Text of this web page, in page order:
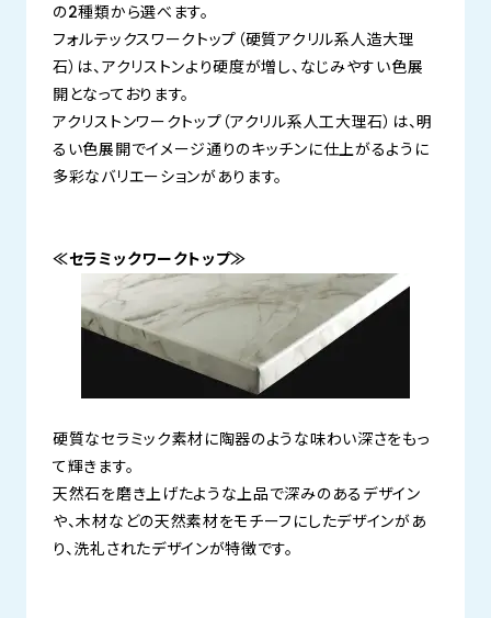
の2種類から選べます。
フォルテックスワークトップ（硬質アクリル系人造大理
石）は、アクリストンより硬度が増し、なじみやすい色展
開となっております。
アクリストンワークトップ（アクリル系人工大理石）は、明
るい色展開でイメージ通りのキッチンに仕上がるように
多彩なバリエーションがあります。
≪セラミックワークトップ≫
硬質なセラミック素材に陶器のような味わい深さをもっ
て輝きます。
天然石を磨き上げたような上品で深みのあるデザイン
や、木材などの天然素材をモチーフにしたデザインがあ
り、洗礼されたデザインが特徴です。